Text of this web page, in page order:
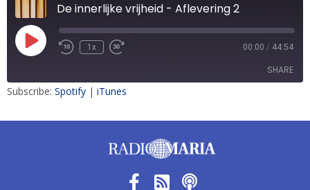
De innerlijke vrijheid - Aflevering 2
1x 00:00 / 44:54
SHARE
Subscribe: Spotify | iTunes